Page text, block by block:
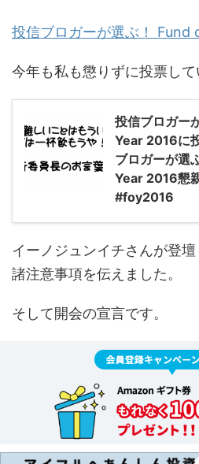
投信ブロガーが選ぶ！ Fund
今年も私も懲りずに投票して
投信ブロガー
Year 2016に
ブロガーが選
Year 2016懇
#foy2016
イーノジュンイチさんが登
諸注意事項を伝えました。
そして開会の宣言です。